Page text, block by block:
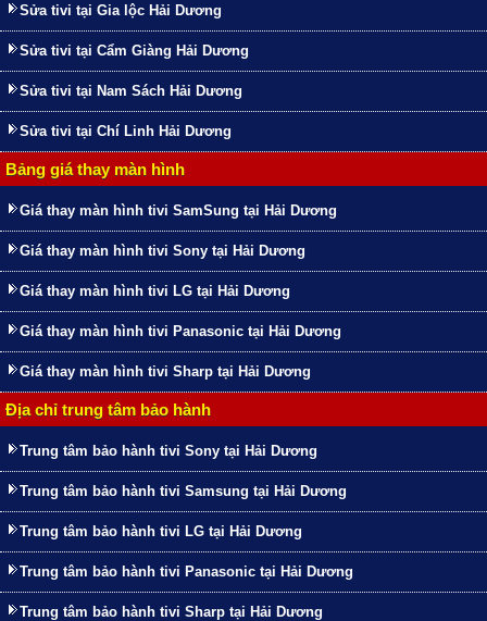
Sửa tivi tại Gia lộc Hải Dương
Sửa tivi tại Cẩm Giàng Hải Dương
Sửa tivi tại Nam Sách Hải Dương
Sửa tivi tại Chí Linh Hải Dương
Bảng giá thay màn hình
Giá thay màn hình tivi SamSung tại Hải Dương
Giá thay màn hình tivi Sony tại Hải Dương
Giá thay màn hình tivi LG tại Hải Dương
Giá thay màn hình tivi Panasonic tại Hải Dương
Giá thay màn hình tivi Sharp tại Hải Dương
Địa chỉ trung tâm bảo hành
Trung tâm bảo hành tivi Sony tại Hải Dương
Trung tâm bảo hành tivi Samsung tại Hải Dương
Trung tâm bảo hành tivi LG tại Hải Dương
Trung tâm bảo hành tivi Panasonic tại Hải Dương
Trung tâm bảo hành tivi Sharp tại Hải Dương